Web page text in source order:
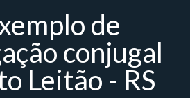
de
conjugal
Leitão - RS